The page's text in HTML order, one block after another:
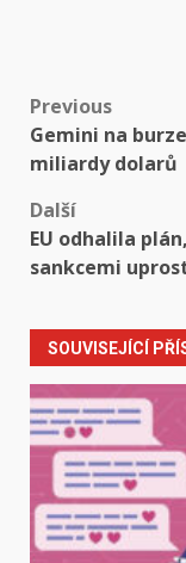
Post
navigation
Previous
Gemini na
miliardy dolarů
Další
EU odhalila
sankcemi
SOUVISEJÍCÍ